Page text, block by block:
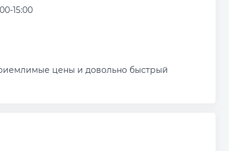
15:00
цены и довольно быстрый